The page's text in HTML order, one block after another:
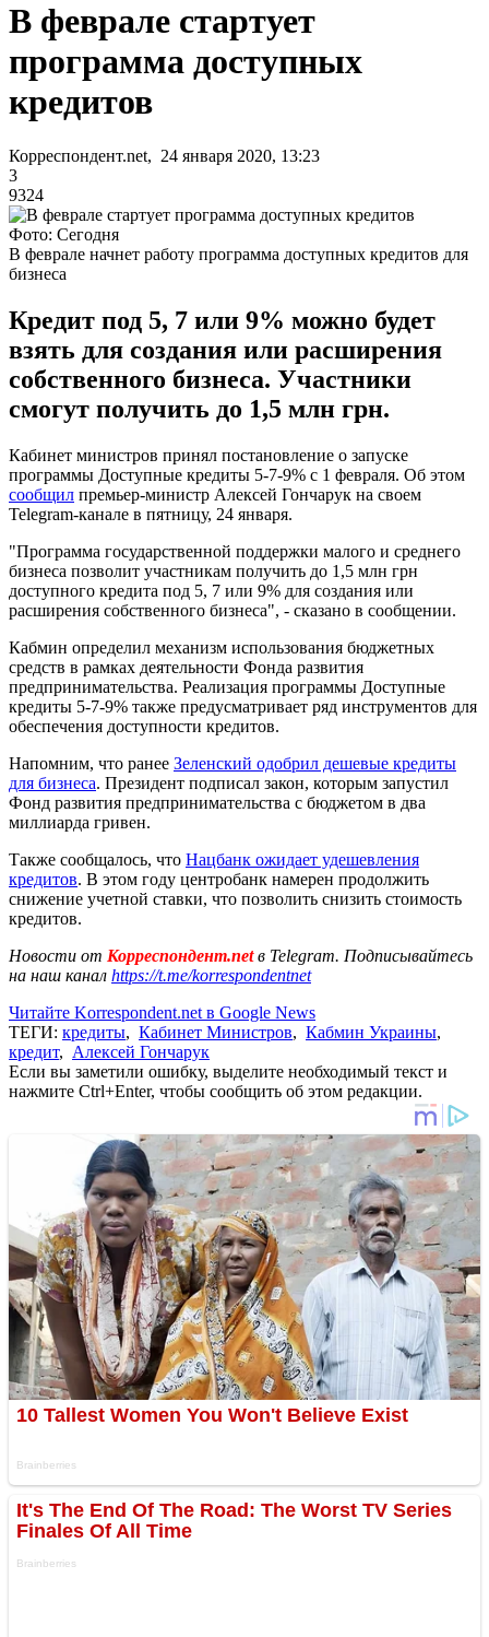
В феврале стартует
программа доступных
кредитов
Корреспондент.net, 24 января 2020, 13:23
3
9324
Фото: Сегодня
В феврале начнет работу программа доступных кредитов для
бизнеса
Кредит под 5, 7 или 9% можно будет
взять для создания или расширения
собственного бизнеса. Участники
смогут получить до 1,5 млн грн.
Кабинет министров принял постановление о запуске
программы Доступные кредиты 5-7-9% с 1 февраля. Об этом
сообщил премьер-министр Алексей Гончарук на своем
Telegram-канале в пятницу, 24 января.
"Программа государственной поддержки малого и среднего
бизнеса позволит участникам получить до 1,5 млн грн
доступного кредита под 5, 7 или 9% для создания или
расширения собственного бизнеса", - сказано в сообщении.
Кабмин определил механизм использования бюджетных
средств в рамках деятельности Фонда развития
предпринимательства. Реализация программы Доступные
кредиты 5-7-9% также предусматривает ряд инструментов для
обеспечения доступности кредитов.
Напомним, что ранее Зеленский одобрил дешевые кредиты
для бизнеса. Президент подписал закон, которым запустил
Фонд развития предпринимательства с бюджетом в два
миллиарда гривен.
Также сообщалось, что Нацбанк ожидает удешевления
кредитов. В этом году центробанк намерен продолжить
снижение учетной ставки, что позволить снизить стоимость
кредитов.
Новости от Корреспондент.netв Telegram. Подписывайтесь
на наш канал https://t.me/korrespondentnet
Читайте Korrespondent.net в Google News
ТЕГИ: кредиты, Кабинет Министров, Кабмин Украины,
кредит, Алексей Гончарук
Если вы заметили ошибку, выделите необходимый текст и
нажмите Ctrl+Enter, чтобы сообщить об этом редакции.